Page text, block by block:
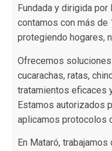
Fundada y dirigida
contamos con más de
protegiendo hogares,
Ofrecemos
cucarachas, ratas,
tratamientos eficaces
Estamos autorizados
aplicamos protocolos
En Mataró,